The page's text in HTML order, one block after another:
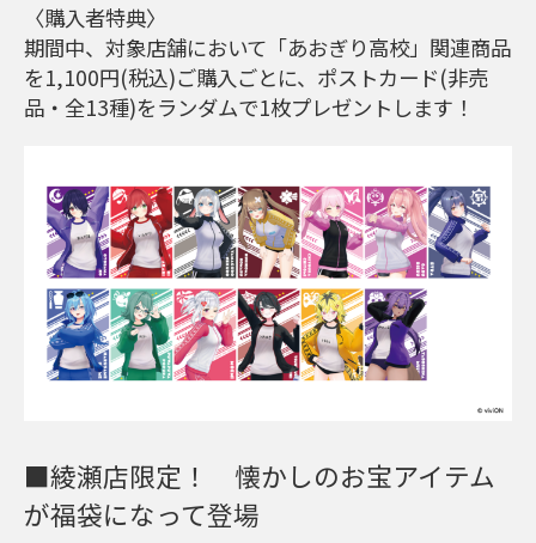
〈購入者特典〉
期間中、対象店舗において「あおぎり高校」関連商品
を1,100円(税込)ご購入ごとに、ポストカード(非売
品・全13種)をランダムで1枚プレゼントします！
■綾瀬店限定！ 懐かしのお宝アイテム
が福袋になって登場